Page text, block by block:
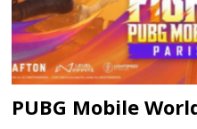
PUBG Mobile